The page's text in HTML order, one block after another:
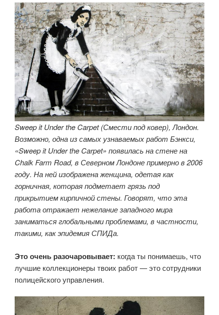
Sweep it Under the Carpet (Смести под ковер), Лондон.
Возможно, одна из самых узнаваемых работ Бэнкси,
«Sweep it Under the Carpet» появилась на стене на
Chalk Farm Road, в Северном Лондоне примерно в 2006
году. На ней изображена женщина, одетая как
горничная, которая подметает грязь под
прикрытием кирпичной стены. Говорят, что эта
работа отражает нежелание западного мира
заниматься глобальными проблемами, в частности,
такими, как эпидемия СПИДа.
Это очень разочаровывает: когда ты понимаешь, что
лучшие коллекционеры твоих работ — это сотрудники
полицейского управления.